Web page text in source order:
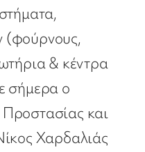
(φούρνους,
& κέντρα
σήμερα ο
και
Χαρδαλιάς